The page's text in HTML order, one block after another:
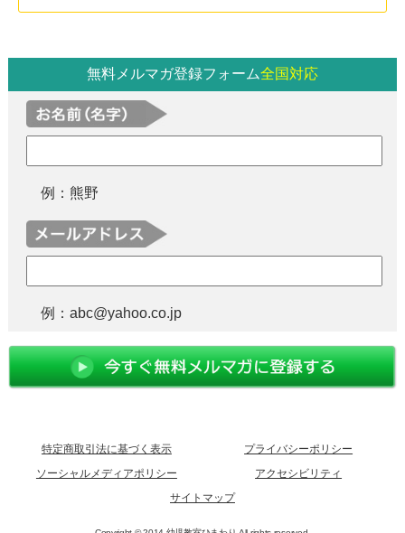
無料メルマガ登録フォーム全国対応
例：熊野
例：abc@yahoo.co.jp
特定商取引法に基づく表示
プライバシーポリシー
ソーシャルメディアポリシー
アクセシビリティ
サイトマップ